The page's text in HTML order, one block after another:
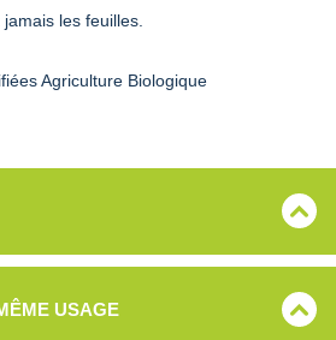
les feuilles.
Agriculture Biologique
USAGE